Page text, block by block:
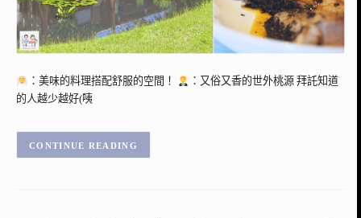
：美味的料理搭配舒服的空間！
：又俗又香的世外桃源 拜託知道
的人越少越好(咦
CONTINUE READING